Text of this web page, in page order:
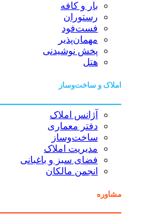
بار و کافه
رستوران
فست‌فود
مهمان‌پذیر
پخش نوشیدنی
هتل
املاک و ساخت‌وساز
آژانس املاک
دفتر معماری
ساخت‌وساز
مدیریت املاک
فضای سبز و باغبانی
انجمن مالکان
مشاوره